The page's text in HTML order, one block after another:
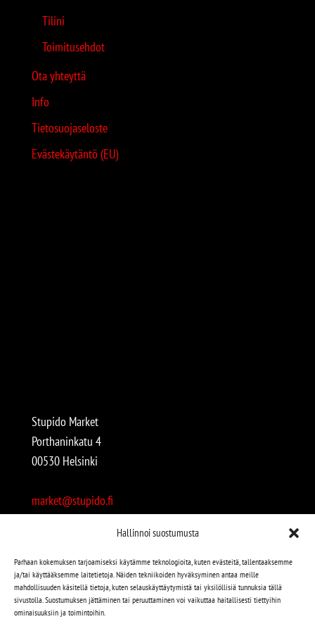
Hallinnoi suostumusta
Parhaan kokemuksen tarjoamiseksi käytämme teknologioita, kuten evästeitä, tallentaaksemme
ja/tai käyttääksemme laitetietoja. Näiden tekniikoiden hyväksyminen antaa meille
mahdollisuuden käsitellä tietoja, kuten selauskäyttäytymistä tai yksilöllisiä tunnuksia tällä
sivustolla. Suostumuksen jättäminen tai peruuttaminen voi vaikuttaa haitallisesti tiettyihin
ominaisuuksiin ja toimintoihin.
Tilini
Toimitusehdot
Ota yhteyttä
Info
Tietosuojaseloste
Evästekäytäntö (EU)
Stupido Market
Porthaninkatu 4
00530 Helsinki
market@stupido.fi
Avoinna:
arkisin 12-18
lauantaisin 12-17